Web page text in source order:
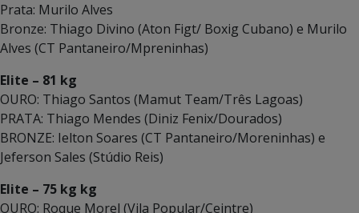
Prata: Murilo Alves
Bronze: Thiago Divino (Aton Figt/ Boxig Cubano) e Murilo
Alves (CT Pantaneiro/Mpreninhas)
Elite – 81 kg
OURO: Thiago Santos (Mamut Team/Três Lagoas)
PRATA: Thiago Mendes (Diniz Fenix/Dourados)
BRONZE: Ielton Soares (CT Pantaneiro/Moreninhas) e
Jeferson Sales (Stúdio Reis)
Elite – 75 kg kg
OURO: Roque Morel (Vila Popular/Ceintre)